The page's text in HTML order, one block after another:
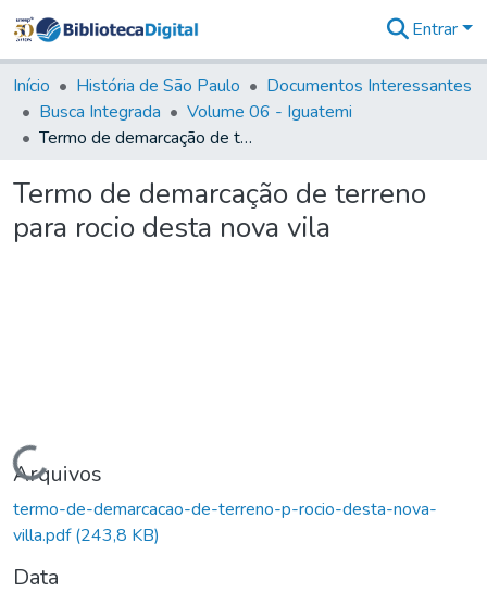
&
Coleções
Tudo na
Biblioteca
Estatísticas
Entrar
Início História de São Paulo
Documentos Interessantes
Busca Integrada
Volume 06 - Iguatemi
Termo de demarcação de terreno para rocio desta nova vila
Termo de demarcação de terreno
para rocio desta nova vila
Carregando...
Arquivos
termo-de-demarcacao-de-terreno-p-rocio-desta-nova-
villa.pdf(243,8 KB)
Data